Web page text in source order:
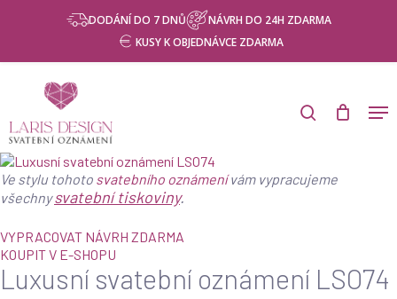
contentProducts
search
DODÁNÍ DO 7 DNŮ
NÁVRH DO 24H ZDARMA
KUSY K OBJEDNÁVCE ZDARMA
search
Ve stylu tohoto svatebního oznámenívám vypracujeme
všechnysvatební tiskoviny.
VYPRACOVAT NÁVRH ZDARMA
KOUPIT V E-SHOPU
Luxusní svatební oznámení LSO74
NÁVRH ZDARMA